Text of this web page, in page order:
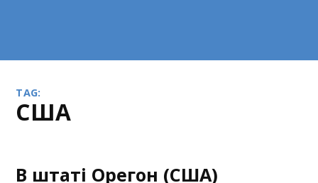
TAG:
США
В штаті Орегон (США)